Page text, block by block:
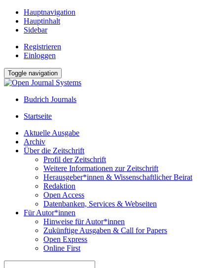
Hauptnavigation
Hauptinhalt
Sidebar
Registrieren
Einloggen
Toggle navigation
Budrich Journals
Startseite
Aktuelle Ausgabe
Archiv
Über die Zeitschrift
Profil der Zeitschrift
Weitere Informationen zur Zeitschrift
Herausgeber*innen & Wissenschaftlicher Beirat
Redaktion
Open Access
Datenbanken, Services & Webseiten
Für Autor*innen
Hinweise für Autor*innen
Zukünftige Ausgaben & Call for Papers
Open Express
Online First